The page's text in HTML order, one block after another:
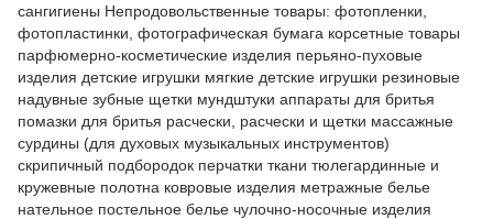
сангигиены Непродовольственные товары: фотопленки,
фотопластинки, фотографическая бумага корсетные товары
парфюмерно-косметические изделия перьяно-пуховые
изделия детские игрушки мягкие детские игрушки резиновые
надувные зубные щетки мундштуки аппараты для бритья
помазки для бритья расчески, расчески и щетки массажные
сурдины (для духовых музыкальных инструментов)
скрипичный подбородок перчатки ткани тюлегардинные и
кружевные полотна ковровые изделия метражные белье
нательное постельное белье чулочно-носочные изделия